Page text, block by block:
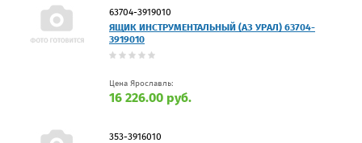
63704-3919010
ЯЩИК ИНСТРУМЕНТАЛЬНЫЙ (АЗ УРАЛ) 63704-
3919010
Цена Ярославль:
16 226.00 руб.
353-3916010